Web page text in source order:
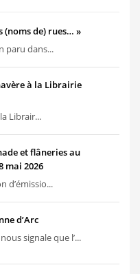
(noms de) rues… »
paru dans...
à la Librairie
Librair...
et flâneries au
mai 2026
d’émissio...
d’Arc
signale que l’...